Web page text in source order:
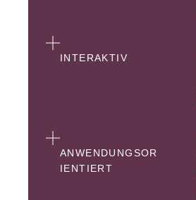
INTERAKTIV
ANWENDUNGSOR
IENTIERT